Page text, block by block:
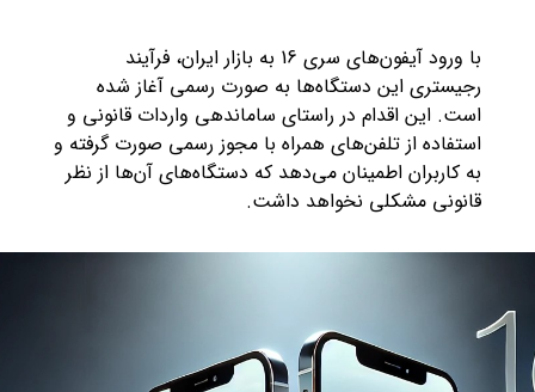
با ورود آیفون‌های سری 16 به بازار ایران، فرآیند
رجیستری این دستگاه‌ها به صورت رسمی آغاز شده
است. این اقدام در راستای ساماندهی واردات قانونی و
استفاده از تلفن‌های همراه با مجوز رسمی صورت گرفته و
به کاربران اطمینان می‌دهد که دستگاه‌های آن‌ها از نظر
قانونی مشکلی نخواهد داشت.